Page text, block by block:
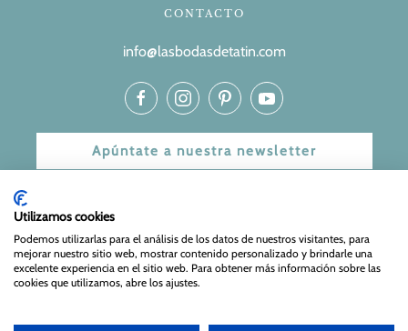
CONTACTO
info@lasbodasdetatin.com
Apúntate a nuestra newsletter
Aviso Legal|Política de Privacidad y Cookies| Web Diseñada
y mantenida porEspecialistas Web
Utilizamos cookies
Podemos utilizarlas para el análisis de los datos de nuestros visitantes, para
mejorar nuestro sitio web, mostrar contenido personalizado y brindarle una
excelente experiencia en el sitio web. Para obtener más información sobre las
cookies que utilizamos, abre los ajustes.